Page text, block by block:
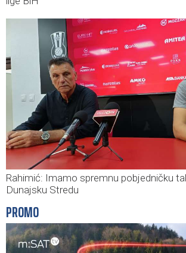
Rahimić: Imamo spremnu pobjedničku
Dunajsku Stredu
PROMO